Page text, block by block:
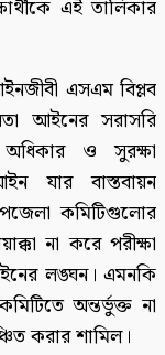
এই তালিকার
এসএম বিপ্লব
আইনের সরাসরি
অধিকার ও সুরক্ষা
যার বাস্তবায়ন
কমিটিগুলোর
না করে পরীক্ষা
লঙ্ঘন। এমনকি
অন্তর্ভুক্ত না
করার শামিল।